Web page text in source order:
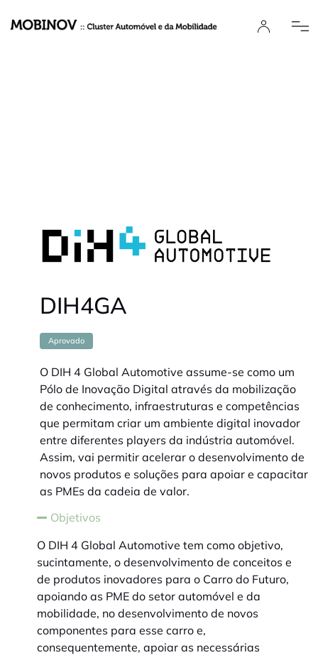
DIH4GA
Aprovado
O DIH 4 Global Automotive assume-se como um
Pólo de Inovação Digital através da mobilização
de conhecimento, infraestruturas e competências
que permitam criar um ambiente digital inovador
entre diferentes players da indústria automóvel.
Assim, vai permitir acelerar o desenvolvimento de
novos produtos e soluções para apoiar e capacitar
as PMEs da cadeia de valor.
Objetivos
O DIH 4 Global Automotive tem como objetivo,
sucintamente, o desenvolvimento de conceitos e
de produtos inovadores para o Carro do Futuro,
apoiando as PME do setor automóvel e da
mobilidade, no desenvolvimento de novos
componentes para esse carro e,
consequentemente, apoiar as necessárias